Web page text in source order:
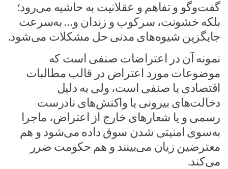
گفت‌وگو و تفاهم و عقلانیت به حاشیه می‌رود؛
بلکه خشونت، سرکوب و زندان و… به‌سرعت
جایگزین شیوه‌های مدنی حل مشکلات می‌شود.
نمونه آن در اعتراضات صنفی است که
موضوعات مورد اعتراض در قالب مطالبات
اقتصادی یا صنفی است، ولی به دلیل
دخالت‌های بیرونی یا واکنش‌های نادرست
رسمی و یا شعارهای خارج از اعتراض، ماجرا
به‌سوی امنیتی شدن سوق داده می‌شود و هم
معترضین زیان می‌بینند و هم حکومت ضرر
می‌کند.